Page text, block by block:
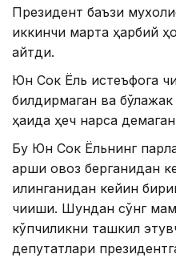
Президент баъзи
иккинчи марта ҳарбий
айтди.
Юн Сок Ёль истеъфога
билдирмаган ва
ҳақида ҳеч нарса
Бу Юн Сок Ёльнинг
қарши овоз берганидан
қилинганидан кейин
чиқиши. Шундан сўнг
кўпчиликни ташкил
депутатлари